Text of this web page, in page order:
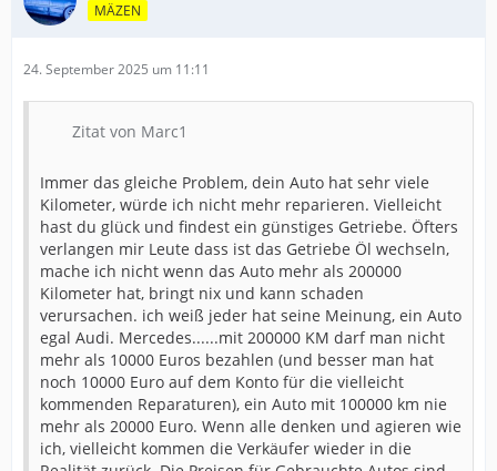
MÄZEN
24. September 2025 um 11:11
Zitat von Marc1
Immer das gleiche Problem, dein Auto hat sehr viele
Kilometer, würde ich nicht mehr reparieren. Vielleicht
hast du glück und findest ein günstiges Getriebe. Öfters
verlangen mir Leute dass ist das Getriebe Öl wechseln,
mache ich nicht wenn das Auto mehr als 200000
Kilometer hat, bringt nix und kann schaden
verursachen. ich weiß jeder hat seine Meinung, ein Auto
egal Audi. Mercedes......mit 200000 KM darf man nicht
mehr als 10000 Euros bezahlen (und besser man hat
noch 10000 Euro auf dem Konto für die vielleicht
kommenden Reparaturen), ein Auto mit 100000 km nie
mehr als 20000 Euro. Wenn alle denken und agieren wie
ich, vielleicht kommen die Verkäufer wieder in die